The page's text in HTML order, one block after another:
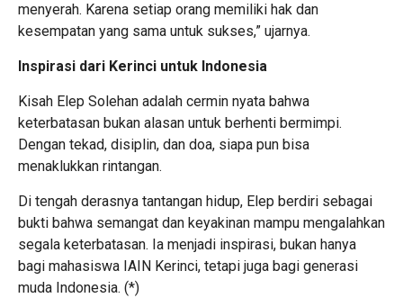
menyerah. Karena setiap orang memiliki hak dan
kesempatan yang sama untuk sukses,” ujarnya.
Inspirasi dari Kerinci untuk Indonesia
Kisah Elep Solehan adalah cermin nyata bahwa
keterbatasan bukan alasan untuk berhenti bermimpi.
Dengan tekad, disiplin, dan doa, siapa pun bisa
menaklukkan rintangan.
Di tengah derasnya tantangan hidup, Elep berdiri sebagai
bukti bahwa semangat dan keyakinan mampu mengalahkan
segala keterbatasan. Ia menjadi inspirasi, bukan hanya
bagi mahasiswa IAIN Kerinci, tetapi juga bagi generasi
muda Indonesia. (*)